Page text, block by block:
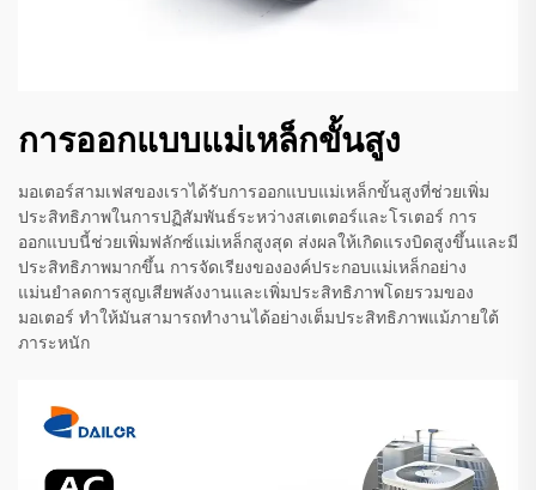
การออกแบบแม่เหล็กขั้นสูง
มอเตอร์สามเฟสของเราได้รับการออกแบบแม่เหล็กขั้นสูงที่ช่วยเพิ่ม
ประสิทธิภาพในการปฏิสัมพันธ์ระหว่างสเตเตอร์และโรเตอร์ การ
ออกแบบนี้ช่วยเพิ่มฟลักซ์แม่เหล็กสูงสุด ส่งผลให้เกิดแรงบิดสูงขึ้นและมี
ประสิทธิภาพมากขึ้น การจัดเรียงขององค์ประกอบแม่เหล็กอย่าง
แม่นยำลดการสูญเสียพลังงานและเพิ่มประสิทธิภาพโดยรวมของ
มอเตอร์ ทำให้มันสามารถทำงานได้อย่างเต็มประสิทธิภาพแม้ภายใต้
ภาระหนัก